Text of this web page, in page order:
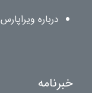
درباره ویراپارس
خبرنامه